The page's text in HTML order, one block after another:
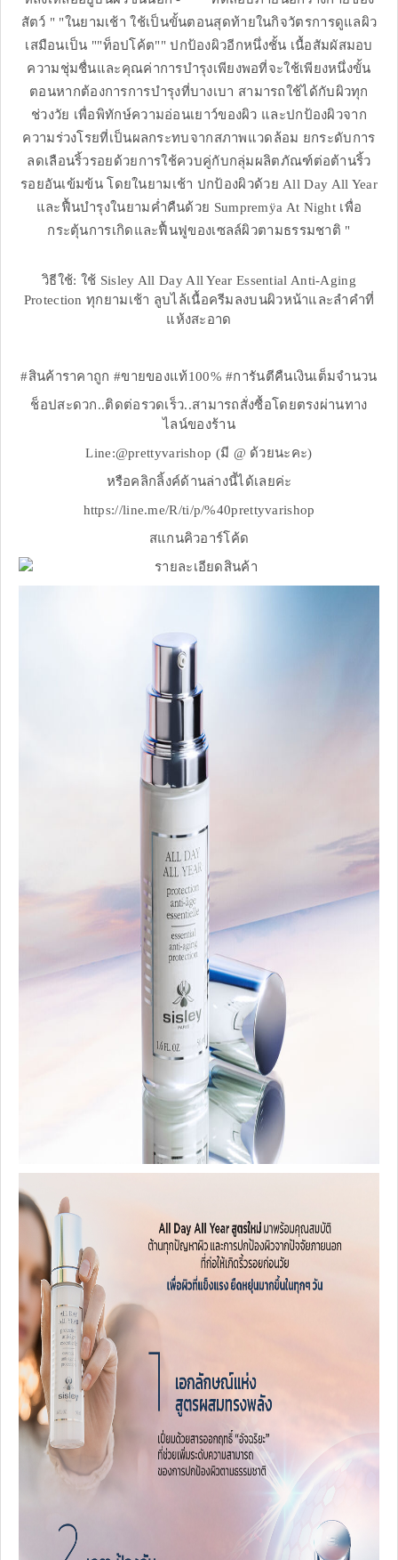
สัตว์ " "ในยามเช้า ใช้เป็นขั้นตอนสุดท้ายในกิจวัตรการดูแลผิว
เสมือนเป็น ""ท็อปโค้ต"" ปกป้องผิวอีกหนึ่งชั้น เนื้อสัมผัสมอบ
ความชุ่มชื่นและคุณค่าการบำรุงเพียงพอที่จะใช้เพียงหนึ่งขั้น
ตอนหากต้องการการบำรุงที่บางเบา สามารถใช้ได้กับผิวทุก
ช่วงวัย เพื่อพิทักษ์ความอ่อนเยาว์ของผิว และปกป้องผิวจาก
ความร่วงโรยที่เป็นผลกระทบจากสภาพแวดล้อม ยกระดับการ
ลดเลือนริ้วรอยด้วยการใช้ควบคู่กับกลุ่มผลิตภัณฑ์ต่อต้านริ้ว
รอยอันเข้มข้น โดยในยามเช้า ปกป้องผิวด้วย All Day All Year
และฟื้นบำรุงในยามค่ำคืนด้วย Sumpremÿa At Night เพื่อ
กระตุ้นการเกิดและฟื้นฟูของเซลล์ผิวตามธรรมชาติ "
วิธีใช้: ใช้ Sisley All Day All Year Essential Anti-Aging
Protection ทุกยามเช้า ลูบไล้เนื้อครีมลงบนผิวหน้าและลำคำที่
แห้งสะอาด
#สินค้าราคาถูก #ขายของแท้100% #การันตีคืนเงินเต็มจำนวน
ช็อปสะดวก..ติดต่อรวดเร็ว..สามารถสั่งซื้อโดยตรงผ่านทาง
ไลน์ของร้าน
Line:@prettyvarishop (มี @ ด้วยนะคะ)
หรือคลิกลิ้งค์ด้านล่างนี้ได้เลยค่ะ
https://line.me/R/ti/p/%40prettyvarishop
สแกนคิวอาร์โค้ด